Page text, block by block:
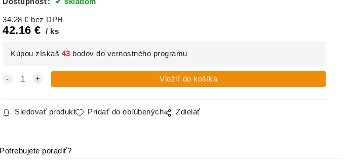
34.28 € bez DPH
42.16 € ks
Kúpou získaš 43 bodov do vernostného programu
Sledovať produkt Pridať do obľúbených Zdielať
Potrebujete poradiť?